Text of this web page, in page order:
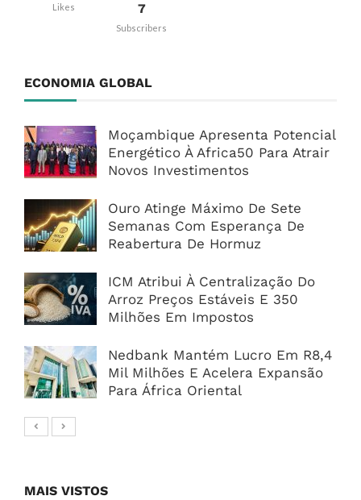
Likes 7
Subscribers
ECONOMIA GLOBAL
Moçambique Apresenta Potencial
Energético À Africa50 Para Atrair
Novos Investimentos
Ouro Atinge Máximo De Sete
Semanas Com Esperança De
Reabertura De Hormuz
ICM Atribui À Centralização Do
Arroz Preços Estáveis E 350
Milhões Em Impostos
Nedbank Mantém Lucro Em R8,4
Mil Milhões E Acelera Expansão
Para África Oriental
MAIS VISTOS